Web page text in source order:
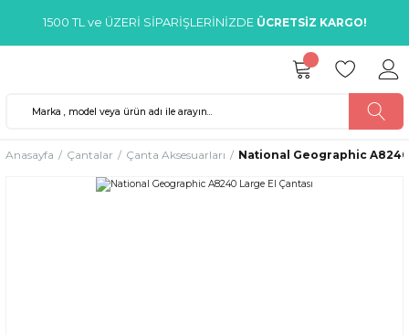
1500 TL ve ÜZERİ SİPARİŞLERİNİZDE ÜCRETSİZ KARGO!
Anasayfa Çantalar Çanta Aksesuarları National Geographic A8240